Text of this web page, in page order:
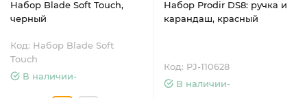
Набор Blade Soft Touch,
черный
Код: Набор Blade Soft
Touch
В наличии-
Набор Prodir DS8: ручка и
карандаш, красный
Код: PJ-110628
В наличии-